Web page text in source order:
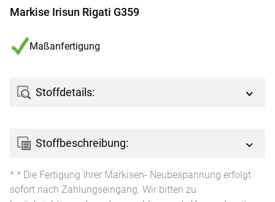
Markise Irisun Rigati G359
Maßanfertigung
Stoffdetails:
Stoffbeschreibung:
* * Die Fertigung Ihrer Markisen- Neubespannung erfolgt
sofort nach Zahlungseingang. Wir bitten zu